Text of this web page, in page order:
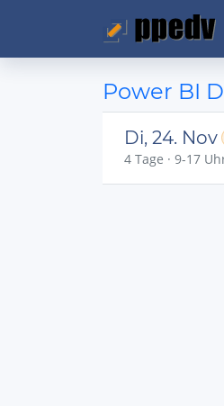
Power BI
Di, 24. Nov
4 Tage · 9-17